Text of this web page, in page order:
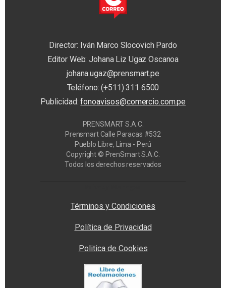
Director: Iván Marco Slocovich Pardo
Editor Web: Johana Liz Ugaz Oscanoa
johana.ugaz@prensmart.pe
Teléfono: (+511) 311 6500
Publicidad:fonoavisos@comercio.com.pe
PRENSMART S.A.C.
Prensmart Calle Paracas #532
Pueblo Libre, Lima - Perú
Copyright © PrenSmart S.A.C.
Todos los derechos reservados
Términos y Condiciones
Política de Privacidad
Politica de Cookies